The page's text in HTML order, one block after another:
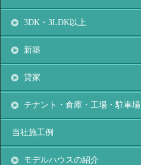
3DK・3LDK以上
新築
貸家
テナント・倉庫・工場・駐車場
当社施工例
モデルハウスの紹介